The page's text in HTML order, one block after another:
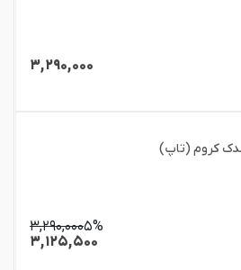
۳,۲۹۰,۰۰۰
کروم (تاپ)
۳,۲۹۰,۰۰۰۵%
۳,۱۲۵,۵۰۰